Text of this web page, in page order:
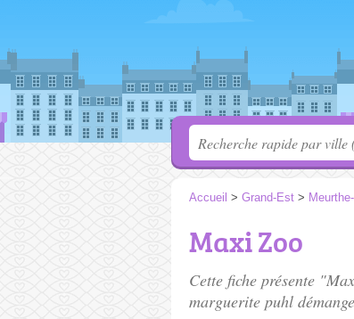
Accueil > Grand-Est >
Maxi Zoo
Cette fiche présente
marguerite puhl démange